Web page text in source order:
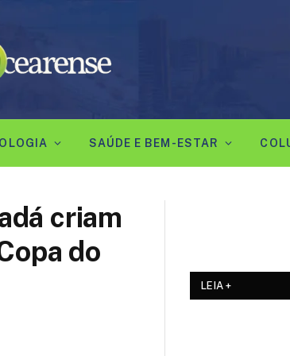
SAÚDE E BEM-ESTAR
criam
do
LEIA +